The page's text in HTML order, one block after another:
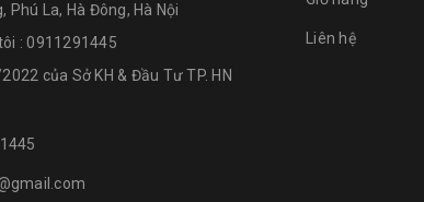
Phú La, Hà Đông, Hà Nội
: 0911291445
của Sở KH & Đầu Tư TP. HN
Liên hệ